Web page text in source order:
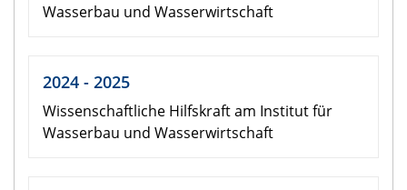
Wasserbau und Wasserwirtschaft
2024 - 2025
Wissenschaftliche Hilfskraft am Institut für
Wasserbau und Wasserwirtschaft